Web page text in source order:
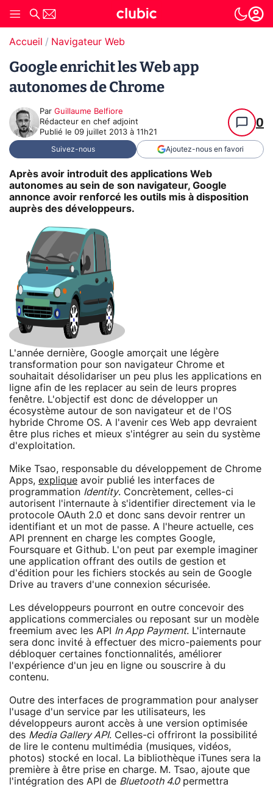
Accueil Navigateur Web
Google enrichit les Web app
autonomes de Chrome
Par Guillaume Belfiore
Rédacteur en chef adjoint
Publié le 09 juillet 2013 à 11h21
0
Suivez-nous Ajoutez-nous en favori
Après avoir introduit des applications Web
autonomes au sein de son navigateur, Google
annonce avoir renforcé les outils mis à disposition
auprès des développeurs.
L'année dernière, Google amorçait une légère
transformation pour son navigateur Chrome et
souhaitait désolidariser un peu plus les applications en
ligne afin de les replacer au sein de leurs propres
fenêtre. L'objectif est donc de développer un
écosystème autour de son navigateur et de l'OS
hybride Chrome OS. A l'avenir ces Web app devraient
être plus riches et mieux s'intégrer au sein du système
d'exploitation.
Mike Tsao, responsable du développement de Chrome
Apps, explique avoir publié les interfaces de
programmation Identity. Concrètement, celles-ci
autorisent l'internaute à s'identifier directement via le
protocole OAuth 2.0 et donc sans devoir rentrer un
identifiant et un mot de passe. A l'heure actuelle, ces
API prennent en charge les comptes Google,
Foursquare et Github. L'on peut par exemple imaginer
une application offrant des outils de gestion et
d'édition pour les fichiers stockés au sein de Google
Drive au travers d'une connexion sécurisée.
Les développeurs pourront en outre concevoir des
applications commerciales ou reposant sur un modèle
freemium avec les API In App Payment. L'internaute
sera donc invité à effectuer des micro-paiements pour
débloquer certaines fonctionnalités, améliorer
l'expérience d'un jeu en ligne ou souscrire à du
contenu.
Outre des interfaces de programmation pour analyser
l'usage d'un service par les utilisateurs, les
développeurs auront accès à une version optimisée
des Media Gallery API. Celles-ci offriront la possibilité
de lire le contenu multimédia (musiques, vidéos,
photos) stocké en local. La bibliothèque iTunes sera la
première à être prise en charge. M. Tsao, ajoute que
l'intégration des API de Bluetooth 4.0permettra